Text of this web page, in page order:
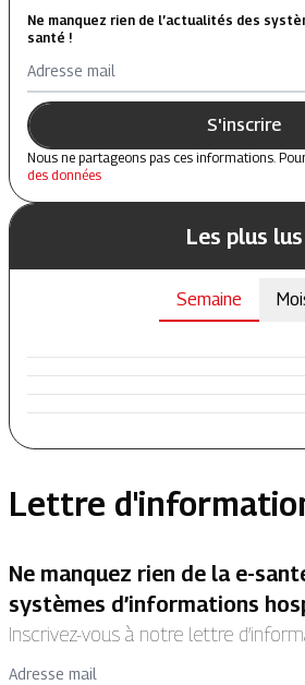
Ne manquez rien de l’actualités des
santé !
Adresse mail
S'inscrire
Nous ne partageons pas ces informations.
des données
Les plus lus
Semaine
Lettre
Ne manquez rien de la e-
systèmes d’informations
Inscrivez-vous à notre lettre
Adresse mail